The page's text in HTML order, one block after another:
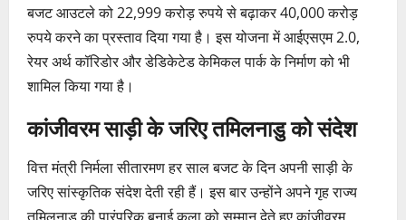
बजट आउटले को 22,999 करोड़ रुपये से बढ़ाकर 40,000 करोड़
रुपये करने का प्रस्ताव दिया गया है। इस योजना में आईएसएम 2.0,
रेयर अर्थ कॉरिडोर और डेडिकेटेड केमिकल पार्क के निर्माण को भी
शामिल किया गया है।
कांजीवरम साड़ी के जरिए तमिलनाडु को संदेश
वित्त मंत्री निर्मला सीतारमण हर साल बजट के दिन अपनी साड़ी के
जरिए सांस्कृतिक संदेश देती रही हैं। इस बार उन्होंने अपने गृह राज्य